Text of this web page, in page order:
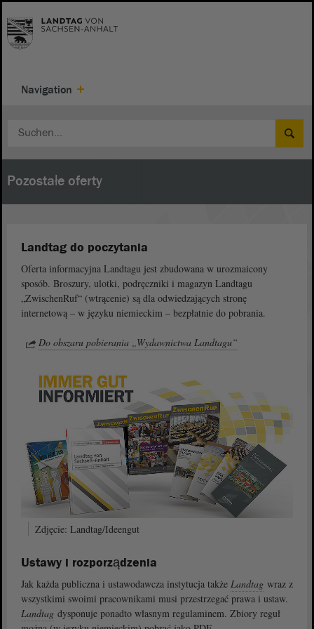
Navigation
Pozostałe oferty
Landtag do poczytania
Oferta informacyjna Landtagu jest zbudowana w urozmaicony
sposób. Broszury, ulotki, podręczniki i magazyn Landtagu
„ZwischenRuf“ (wtrącenie) są dla odwiedzających stronę
internetową – w języku niemieckim – bezpłatnie do pobrania.
Do obszaru pobierania „Wydawnictwa Landtagu“
Zdjęcie: Landtag/Ideengut
Ustawy i rozporządzenia
Jak każda publiczna i ustawodawcza instytucja także Landtag wraz z
wszystkimi swoimi pracownikami musi przestrzegać prawa i ustaw.
Landtag dysponuje ponadto własnym regulaminem. Zbiory reguł